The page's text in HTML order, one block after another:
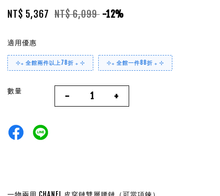
NT$ 5,367 NT$ 6,099 -12%
適用優惠
⊹₊ 全館兩件以上78折 ₊ ⊹ ⊹₊ 全館一件88折 ₊ ⊹
數量 - +
一物兩用 CHANEL 皮穿鏈雙層腰鏈（可當項鍊）